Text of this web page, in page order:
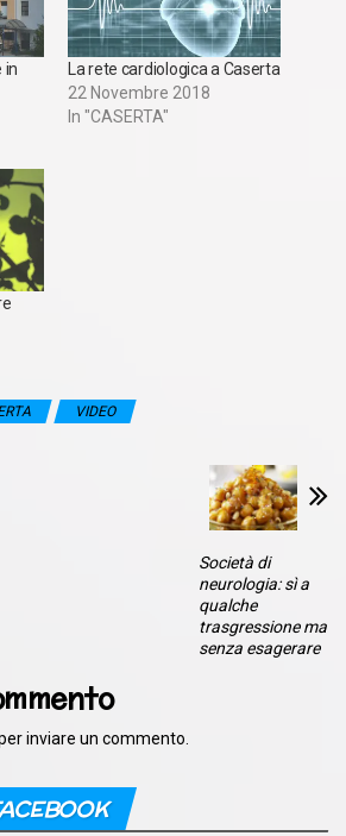
in
La rete cardiologica a Caserta
22 Novembre 2018
In "CASERTA"
VIDEO
Società di
neurologia: sì a
qualche
trasgressione ma
senza esagerare
inviare un commento.